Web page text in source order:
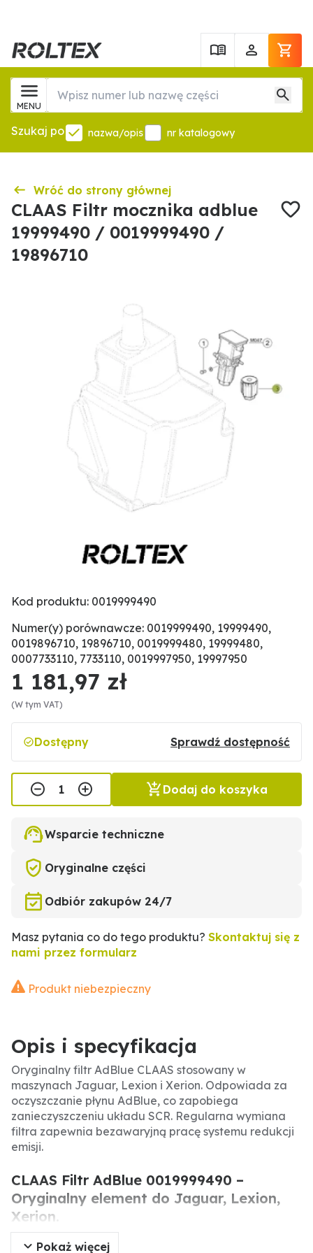
MENU
Szukaj po nazwa/opis nr katalogowy
Wróć do strony głównej
CLAAS Filtr mocznika adblue
19999490 / 0019999490 /
19896710
Kod produktu: 0019999490
Numer(y) porównawcze: 0019999490, 19999490,
0019896710, 19896710, 0019999480, 19999480,
0007733110, 7733110, 0019997950, 19997950
1 181,97 zł
(W tym VAT)
Dostępny Sprawdź dostępność
Dodaj do koszyka
Wsparcie techniczne
Oryginalne części
Odbiór zakupów 24/7
Masz pytania co do tego produktu? Skontaktuj się z
nami przez formularz
Produkt niebezpieczny
Opis i specyfikacja
Oryginalny filtr AdBlue CLAAS stosowany w
maszynach Jaguar, Lexion i Xerion. Odpowiada za
oczyszczanie płynu AdBlue, co zapobiega
zanieczyszczeniu układu SCR. Regularna wymiana
filtra zapewnia bezawaryjną pracę systemu redukcji
emisji.
CLAAS Filtr AdBlue 0019999490 –
Oryginalny element do Jaguar, Lexion,
Xerion.
Pokaż więcej